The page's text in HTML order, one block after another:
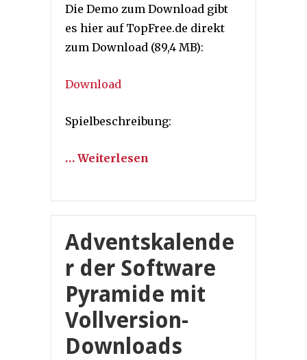
Die Demo zum Download gibt
es hier auf TopFree.de direkt
zum Download (89,4 MB):
Download
Spielbeschreibung:
… Weiterlesen
Adventskalende
r der Software
Pyramide mit
Vollversion-
Downloads